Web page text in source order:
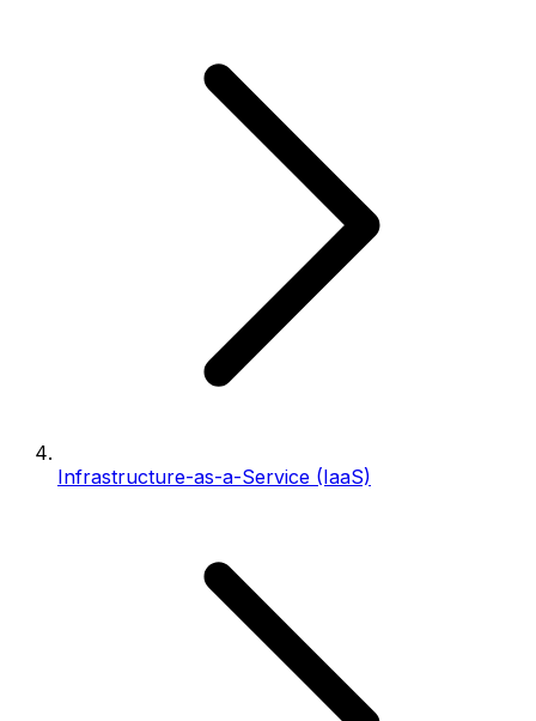
Infrastructure-as-a-Service (IaaS)